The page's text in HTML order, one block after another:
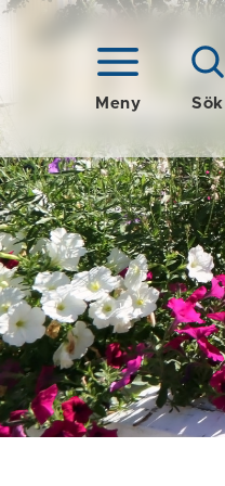
Meny Sök